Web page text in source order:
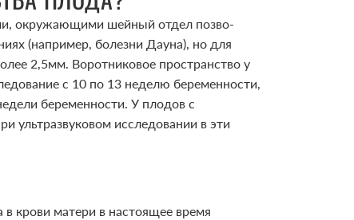
окружающими шейный отдел позво­
(например, бо­лезни Дауна), но для
2,5мм. Воротниковое пространство у
с 10 по 13 неделю беременности,
беременности. У плодов с
ультразвуковом исследовании в эти
крови матери в настоящее время